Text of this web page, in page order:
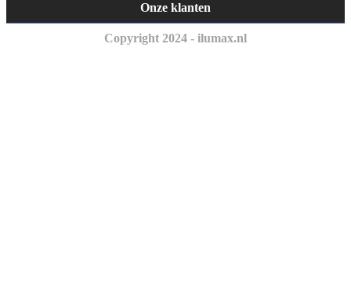
Onze klanten
Copyright 2024 - ilumax.nl